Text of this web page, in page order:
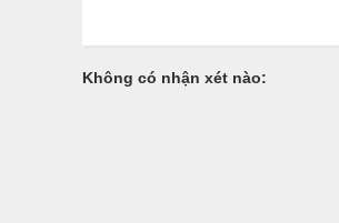
Không có nhận xét nào: